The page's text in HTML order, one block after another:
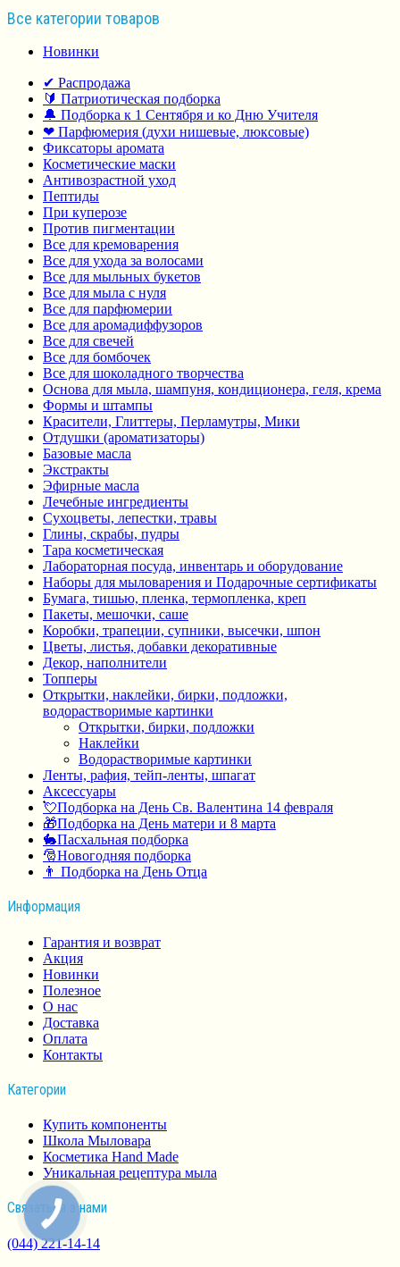
Все категории товаров
Новинки
✔ Распродажа
🔰 Патриотическая подборка
🔔 Подборка к 1 Сентября и ко Дню Учителя
❤ Парфюмерия (духи нишевые, люксовые)
Фиксаторы аромата
Косметические маски
Антивозрастной уход
Пептиды
При куперозе
Против пигментации
Все для кремоварения
Все для ухода за волосами
Все для мыльных букетов
Все для мыла с нуля
Все для парфюмерии
Все для аромадиффузоров
Все для свечей
Все для бомбочек
Все для шоколадного творчества
Основа для мыла, шампуня, кондиционера, геля, крема
Формы и штампы
Красители, Глиттеры, Перламутры, Мики
Отдушки (ароматизаторы)
Базовые масла
Экстракты
Эфирные масла
Лечебные ингредиенты
Сухоцветы, лепестки, травы
Глины, скрабы, пудры
Тара косметическая
Лабораторная посуда, инвентарь и оборудование
Наборы для мыловарения и Подарочные сертификаты
Бумага, тишью, пленка, термопленка, креп
Пакеты, мешочки, саше
Коробки, трапеции, супники, высечки, шпон
Цветы, листья, добавки декоративные
Декор, наполнители
Топперы
Открытки, наклейки, бирки, подложки,
водорастворимые картинки
Открытки, бирки, подложки
Наклейки
Водорастворимые картинки
Ленты, рафия, тейп-ленты, шпагат
Аксессуары
💘Подборка на День Св. Валентина 14 февраля
🎁Подборка на День матери и 8 марта
🐇Пасхальная подборка
🎅Новогодняя подборка
👨 Подборка на День Отца
Информация
Гарантия и возврат
Акция
Новинки
Полезное
О нас
Доставка
Оплата
Контакты
Категории
Купить компоненты
Школа Мыловара
Косметика Hand Made
Уникальная рецептура мыла
Связаться з нами
(044) 221-14-14
КНОПКА
СВЯЗИ